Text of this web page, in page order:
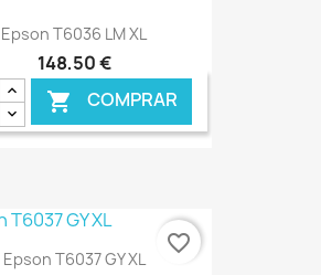
Epson T6036 LM XL
148,50 €
 COMPRAR
Epson T6037 GY XL
favorite_border